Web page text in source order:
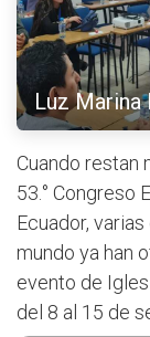
Luz Marina
Cuando restan
53.° Congreso
Ecuador,
mundo ya han
evento de
del 8 al 15 de